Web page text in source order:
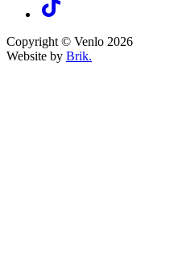
Copyright © Venlo 2026
Website by Brik.